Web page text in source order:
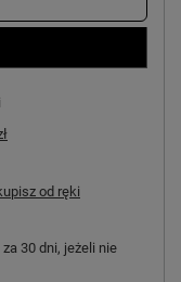
od ręki
za 30 dni, jeżeli nie